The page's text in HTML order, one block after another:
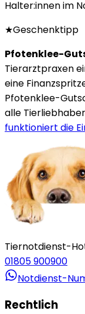
Halter:innen im
★Geschenktipp
Pfotenklee-
Tierarztpraxen
eine
Pfotenklee-
alle
funktioniert die
Tiernotdienst-
01805 900900
Notdienst-
Rechtlich